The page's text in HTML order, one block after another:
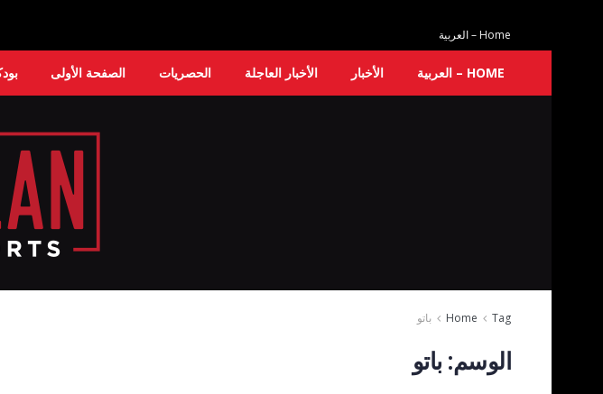
Home – العربية
HOME – العربية الأخبار الأخبار العاجلة الحصريات الصفحة الأولى
Home Tag باتو
الوسم: باتو